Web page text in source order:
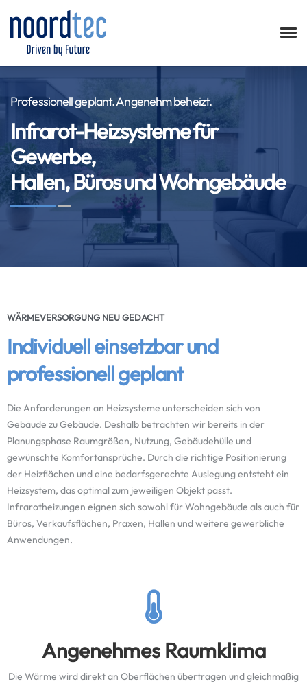
Professionell geplant. Angenehm beheizt.
Infrarot-Heizsysteme für
Gewerbe,
Hallen, Büros und Wohngebäude
WÄRMEVERSORGUNG NEU GEDACHT
Individuell einsetzbar und
professionell geplant
Die Anforderungen an Heizsysteme unterscheiden sich von
Gebäude zu Gebäude. Deshalb betrachten wir bereits in der
Planungsphase Raumgrößen, Nutzung, Gebäudehülle und
gewünschte Komfortansprüche. Durch die richtige Positionierung
der Heizflächen und eine bedarfsgerechte Auslegung entsteht ein
Heizsystem, das optimal zum jeweiligen Objekt passt.
Infrarotheizungen eignen sich sowohl für Wohngebäude als auch für
Büros, Verkaufsflächen, Praxen, Hallen und weitere gewerbliche
Anwendungen.
Angenehmes Raumklima
Die Wärme wird direkt an Oberflächen übertragen und gleichmäßig